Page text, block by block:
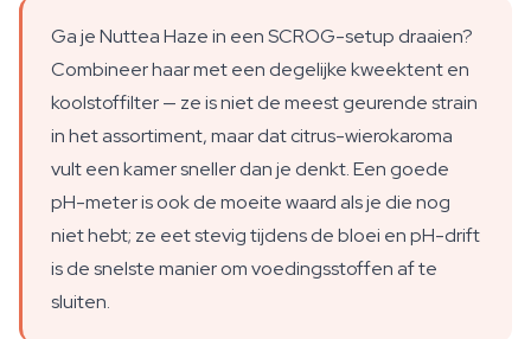
Ga je Nuttea Haze in een SCROG-setup draaien?
Combineer haar met een degelijke kweektent en
koolstoffilter — ze is niet de meest geurende strain
in het assortiment, maar dat citrus-wierokaroma
vult een kamer sneller dan je denkt. Een goede
pH-meter is ook de moeite waard als je die nog
niet hebt; ze eet stevig tijdens de bloei en pH-drift
is de snelste manier om voedingsstoffen af te
sluiten.